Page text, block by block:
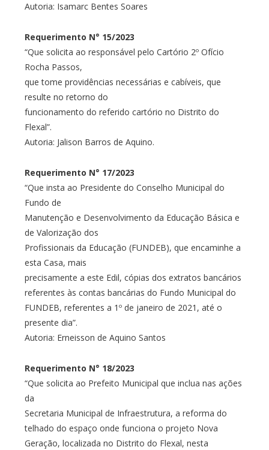
Autoria: Isamarc Bentes Soares
Requerimento N° 15/2023
“Que solicita ao responsável pelo Cartório 2º Ofício
Rocha Passos,
que tome providências necessárias e cabíveis, que
resulte no retorno do
funcionamento do referido cartório no Distrito do
Flexal”.
Autoria: Jalison Barros de Aquino.
Requerimento N° 17/2023
“Que insta ao Presidente do Conselho Municipal do
Fundo de
Manutenção e Desenvolvimento da Educação Básica e
de Valorização dos
Profissionais da Educação (FUNDEB), que encaminhe a
esta Casa, mais
precisamente a este Edil, cópias dos extratos bancários
referentes às contas bancárias do Fundo Municipal do
FUNDEB, referentes a 1º de janeiro de 2021, até o
presente dia”.
Autoria: Erneisson de Aquino Santos
Requerimento N° 18/2023
“Que solicita ao Prefeito Municipal que inclua nas ações
da
Secretaria Municipal de Infraestrutura, a reforma do
telhado do espaço onde funciona o projeto Nova
Geração, localizada no Distrito do Flexal, nesta